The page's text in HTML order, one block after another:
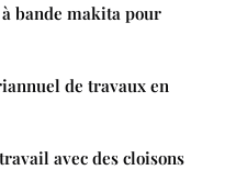
bande makita pour
de travaux en
avec des cloisons